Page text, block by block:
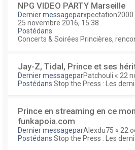
NPG VIDEO PARTY Marseille
Dernier messageparxpectation2000
25 novembre 2016, 15:38
Postédans
Concerts & Soirées Princières,
Jay-Z, Tidal, Prince et ses
Dernier messageparPatchouli « 22
Postédans Stop the Press : Les
Prince en streaming en ce
funkapoia.com
Dernier messageparAlexdu75 « 22
Postédans Stop the Press : Les